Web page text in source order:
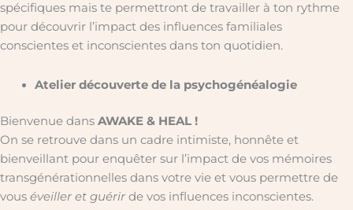
spécifiques mais te permettront de travailler à ton rythme
pour découvrir l’impact des influences familiales
conscientes et inconscientes dans ton quotidien.
Atelier découverte de la psychogénéalogie
Bienvenue dans AWAKE & HEAL !
On se retrouve dans un cadre intimiste, honnête et
bienveillant pour enquêter sur l’impact de vos mémoires
transgénérationnelles dans votre vie et vous permettre de
vous éveiller et guérir de vos influences inconscientes.